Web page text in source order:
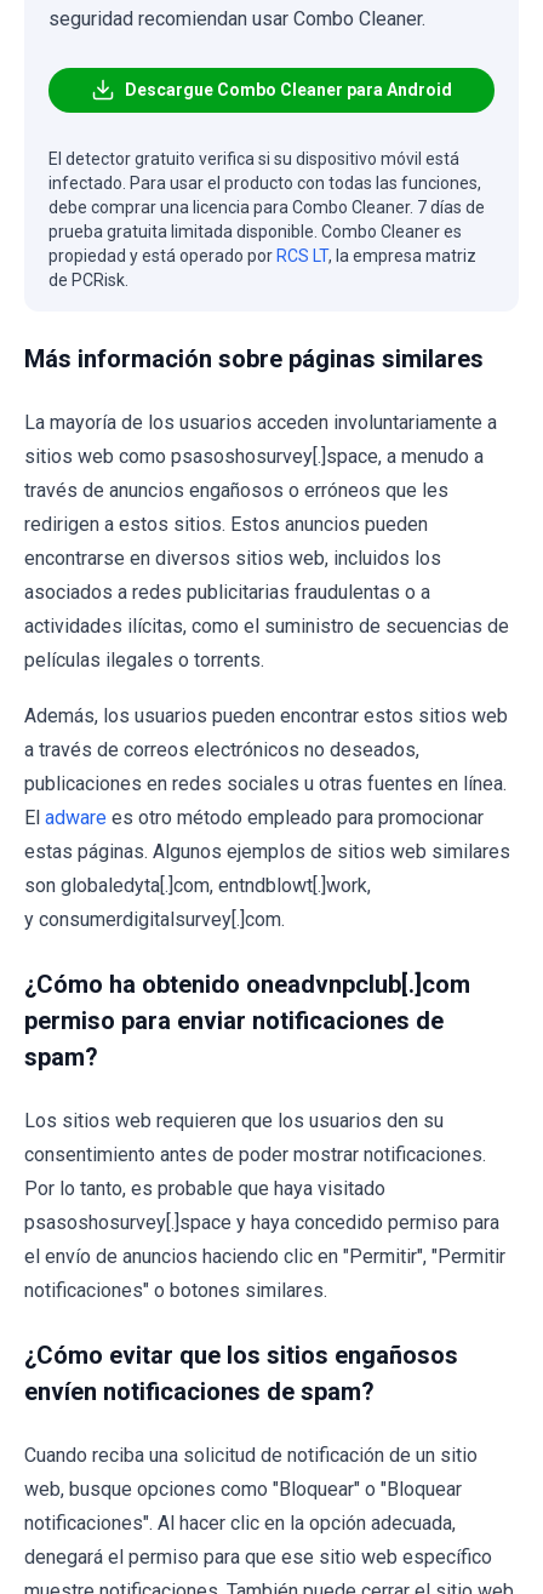
seguridad recomiendan usar Combo Cleaner.
Descargue Combo Cleaner para Android
El detector gratuito verifica si su dispositivo móvil está
infectado. Para usar el producto con todas las funciones,
debe comprar una licencia para Combo Cleaner. 7 días de
prueba gratuita limitada disponible. Combo Cleaner es
propiedad y está operado por RCS LT, la empresa matriz
de PCRisk.
Más información sobre páginas similares
La mayoría de los usuarios acceden involuntariamente a
sitios web como psasoshosurvey[.]space, a menudo a
través de anuncios engañosos o erróneos que les
redirigen a estos sitios. Estos anuncios pueden
encontrarse en diversos sitios web, incluidos los
asociados a redes publicitarias fraudulentas o a
actividades ilícitas, como el suministro de secuencias de
películas ilegales o torrents.
Además, los usuarios pueden encontrar estos sitios web
a través de correos electrónicos no deseados,
publicaciones en redes sociales u otras fuentes en línea.
El adware es otro método empleado para promocionar
estas páginas. Algunos ejemplos de sitios web similares
son globaledyta[.]com, entndblowt[.]work,
y consumerdigitalsurvey[.]com.
¿Cómo ha obtenido oneadvnpclub[.]com
permiso para enviar notificaciones de
spam?
Los sitios web requieren que los usuarios den su
consentimiento antes de poder mostrar notificaciones.
Por lo tanto, es probable que haya visitado
psasoshosurvey[.]space y haya concedido permiso para
el envío de anuncios haciendo clic en "Permitir", "Permitir
notificaciones" o botones similares.
¿Cómo evitar que los sitios engañosos
envíen notificaciones de spam?
Cuando reciba una solicitud de notificación de un sitio
web, busque opciones como "Bloquear" o "Bloquear
notificaciones". Al hacer clic en la opción adecuada,
denegará el permiso para que ese sitio web específico